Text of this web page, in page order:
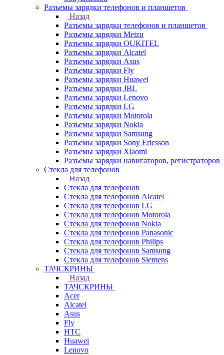
Разъемы зарядки телефонов и планшетов
Назад
Разъемы зарядки телефонов и планшетов
Разъемы зарядки Meizu
Разъемы зарядки OUKITEL
Разъемы зарядки Alcatel
Разъемы зарядки Asus
Разъемы зарядки Fly
Разъемы зарядки Huawei
Разъемы зарядки JBL
Разъемы зарядки Lenovo
Разъемы зарядки LG
Разъемы зарядки Motorola
Разъемы зарядки Nokia
Разъемы зарядки Samsung
Разъемы зарядки Sony Ericsson
Разъемы зарядки Xiaomi
Разъемы зарядки навигаторов, регистраторов
Стекла для телефонов
Назад
Стекла для телефонов
Стекла для телефонов Alcatel
Стекла для телефонов LG
Стекла для телефонов Motorola
Стекла для телефонов Nokia
Стекла для телефонов Panasonic
Стекла для телефонов Philips
Стекла для телефонов Samsung
Стекла для телефонов Siemens
ТАЧСКРИНЫ
Назад
ТАЧСКРИНЫ
Acer
Alcatel
Asus
Fly
HTC
Huawei
Lenovo